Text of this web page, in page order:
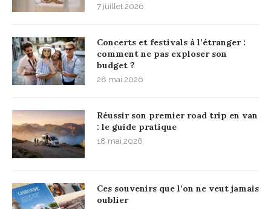
7 juillet 2026
Concerts et festivals à l’étranger :
comment ne pas exploser son
budget ?
28 mai 2026
Réussir son premier road trip en van
: le guide pratique
18 mai 2026
Ces souvenirs que l’on ne veut jamais
oublier